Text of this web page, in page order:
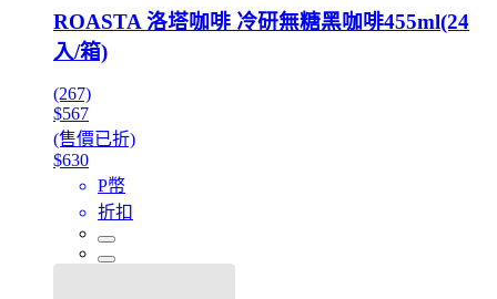
ROASTA 洛塔咖啡 冷研無糖黑咖啡455ml(24
入/箱)
(267)
$567
(售價已折)
$630
P幣
折扣